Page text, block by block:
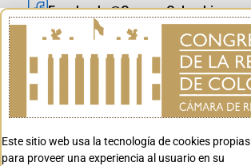
Facebook_@CamaraColombia
Instagram_@CamaraColombia
X_@CamaraColombia
Youtube_@CamaraColombia
Youtube_@CanalCongreso
Este sitio web usa la tecnología de cookies propias
para proveer una experiencia al usuario en su